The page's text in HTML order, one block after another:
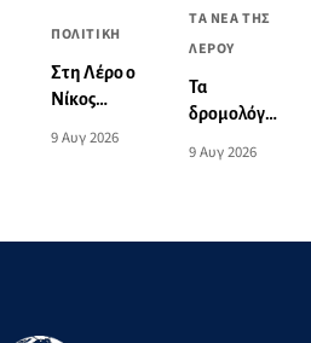
ΠΟΛΙΤΙΚΗ
Στη Λέρο ο
Νίκος
- Συνάντηση
9 Αυγ 2026
ΤΑ ΝΕΑ ΤΗΣ
ΛΕΡΟΥ
Τα
δρομολόγια
και προς
16
9 Αυγ 2026